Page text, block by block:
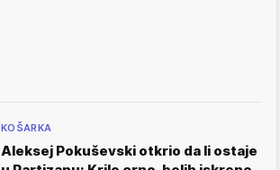
KOŠARKA
Aleksej Pokuševski otkrio da li ostaje